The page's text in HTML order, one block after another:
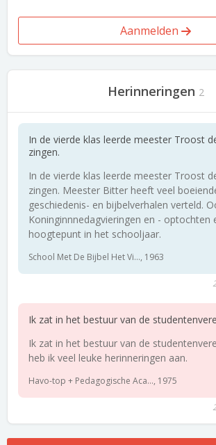
Aanmelden
Herinneringen 2
In de vierde klas leerde meester Troost
zingen.
In de vierde klas leerde meester Troost
zingen. Meester Bitter heeft veel
geschiedenis- en bijbelverhalen verteld.
Koninginnnedagvieringen en - optochten
hoogtepunt in het schooljaar.
School Met De Bijbel Het Vi..., 1963
Ik zat in het bestuur van de
Ik zat in het bestuur van de
heb ik veel leuke herinneringen aan.
Havo-top + Pedagogische Aca..., 1975